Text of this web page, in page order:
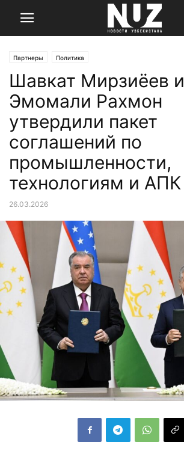
Партнеры Политика
Шавкат Мирзиёев и
Эмомали Рахмон
утвердили пакет
соглашений по
промышленности,
технологиям и АПК
26.03.2026